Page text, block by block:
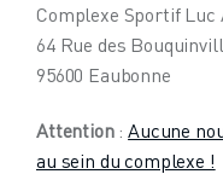
Complexe Sportif Luc
64 Rue des
95600 Eaubonne
Attention:Aucune
au sein du complexe !